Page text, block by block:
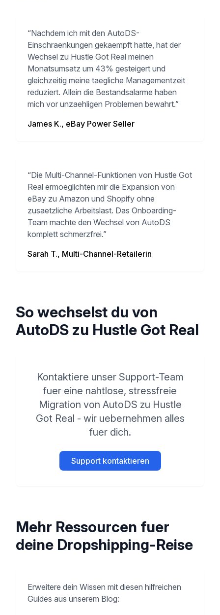
“Nachdem ich mit den AutoDS-
Einschraenkungen gekaempft hatte, hat der
Wechsel zu Hustle Got Real meinen
Monatsumsatz um 43% gesteigert und
gleichzeitig meine taegliche Managementzeit
reduziert. Allein die Bestandsalarme haben
mich vor unzaehligen Problemen bewahrt.”
James K., eBay Power Seller
“Die Multi-Channel-Funktionen von Hustle Got
Real ermoeglichten mir die Expansion von
eBay zu Amazon und Shopify ohne
zusaetzliche Arbeitslast. Das Onboarding-
Team machte den Wechsel von AutoDS
komplett schmerzfrei.”
Sarah T., Multi-Channel-Retailerin
So wechselst du von
AutoDS zu Hustle Got Real
Kontaktiere unser Support-Team
fuer eine nahtlose, stressfreie
Migration von AutoDS zu Hustle
Got Real - wir uebernehmen alles
fuer dich.
Support kontaktieren
Mehr Ressourcen fuer
deine Dropshipping-Reise
Erweitere dein Wissen mit diesen hilfreichen
Guides aus unserem Blog: